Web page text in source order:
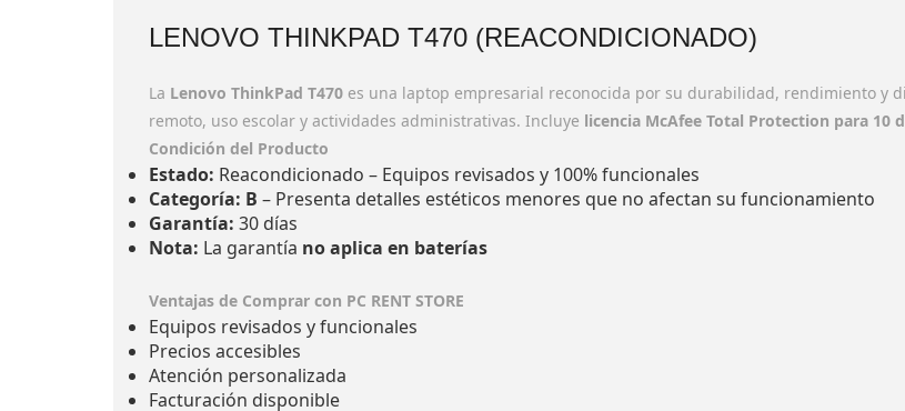
LENOVO THINKPAD T470 (REACONDICIONADO)
La Lenovo ThinkPad T470 es una laptop empresarial reconocida por su durabilidad, rendimiento y
remoto, uso escolar y actividades administrativas. Incluye licencia McAfee Total Protection para 10
Condición del Producto
Estado: Reacondicionado – Equipos revisados y 100% funcionales
Categoría: B – Presenta detalles estéticos menores que no afectan su funcionamiento
Garantía: 30 días
Nota: La garantía no aplica en baterías
Ventajas de Comprar con PC RENT STORE
Equipos revisados y funcionales
Precios accesibles
Atención personalizada
Facturación disponible